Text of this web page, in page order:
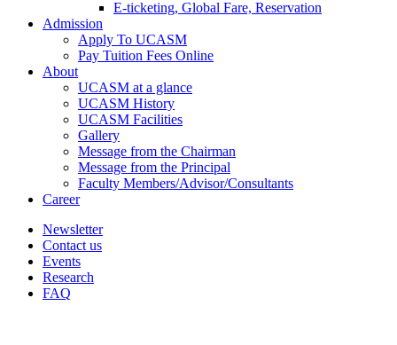
E-ticketing, Global Fare, Reservation
Admission
Apply To UCASM
Pay Tuition Fees Online
About
UCASM at a glance
UCASM History
UCASM Facilities
Gallery
Message from the Chairman
Message from the Principal
Faculty Members/Advisor/Consultants
Career
Newsletter
Contact us
Events
Research
FAQ